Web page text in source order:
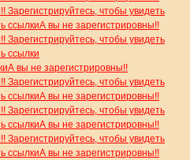
Зарегистрируйтесь, чтобы увидеть
ссылкиА вы не зарегистрировны!!
Зарегистрируйтесь, чтобы увидеть
ссылки
А вы не зарегистрировны!!
Зарегистрируйтесь, чтобы увидеть
ссылкиА вы не зарегистрировны!!
Зарегистрируйтесь, чтобы увидеть
ссылкиА вы не зарегистрировны!!
Зарегистрируйтесь, чтобы увидеть
ссылкиА вы не зарегистрировны!!